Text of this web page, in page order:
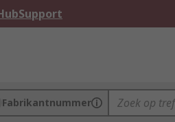
Support
Fabrikantnummer